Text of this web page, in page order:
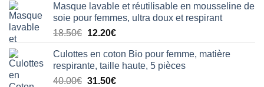
initial
était :
20.50€.
actuel
est :
15.80€.
Masque lavable et réutilisable en mousseline de
soie pour femmes, ultra doux et respirant
18.50€ Le
initial
était :
18.50€.
12.20€Le
actuel
est :
12.20€.
Culottes en coton Bio pour femme, matière
respirante, taille haute, 5 pièces
40.00€ Le
31.50€Le